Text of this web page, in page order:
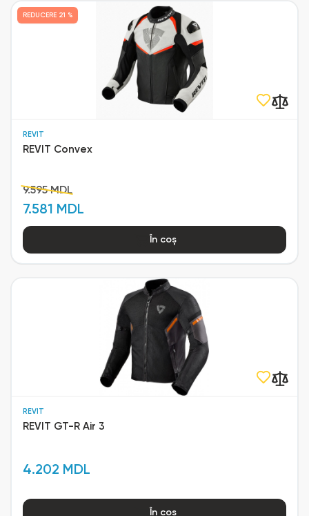
REVIT
REVIT Convex
9.595 MDL
7.581 MDL
REDUCERE 21 %
În coș
REVIT
REVIT GT-R Air 3
4.202 MDL
În coș